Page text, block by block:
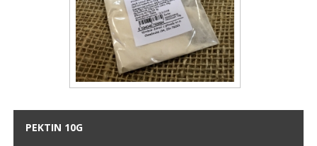
PEKTIN 10G